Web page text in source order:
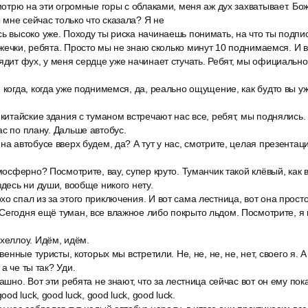
на эти огромные горы с облаками, меня аж дух захватывает.
сейчас только что сказала? Я не
высоко уже. Походу ты риска начинаешь понимать, на что ты
ребята. Просто мы не знаю сколько минут 10 поднимаемся. И
фух, у меня сердце уже начинает стучать. Ребят, мы
когда уже поднимемся, да, реально ощущение, как будто вы
здания с туманом встречают нас все, ребят, мы
по плану. Дальше автобус.
автобусе вверх будем, да? А тут у нас, смотрите, целая
Посмотрите, вау, супер круто. Туманчик такой клёвый, как
ни души, вообще никого нету.
спал из за этого приключения. И вот сама лестница, вот она
ещё туман, все влажное либо покрыто льдом. Посмотрите,
Идём, идём.
туристы, которых мы встретили. Не, не, не, не, нет, своего я.
че ты так? Уди.
Вот эти ребята не знают, что за лестница сейчас вот он ему
luck, good luck, good luck, good luck.